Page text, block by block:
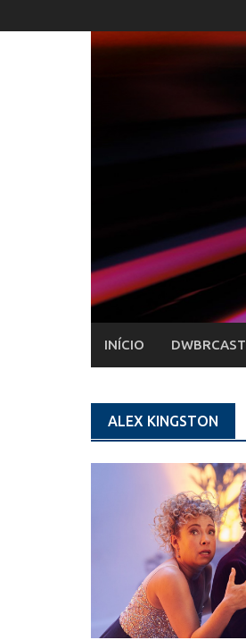
to
INÍCIO DWBRCAST
ALEX KINGSTON